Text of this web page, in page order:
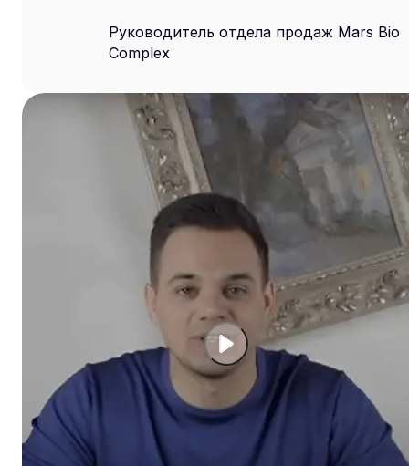
Руководитель отдела продаж Mars Bio
Complex